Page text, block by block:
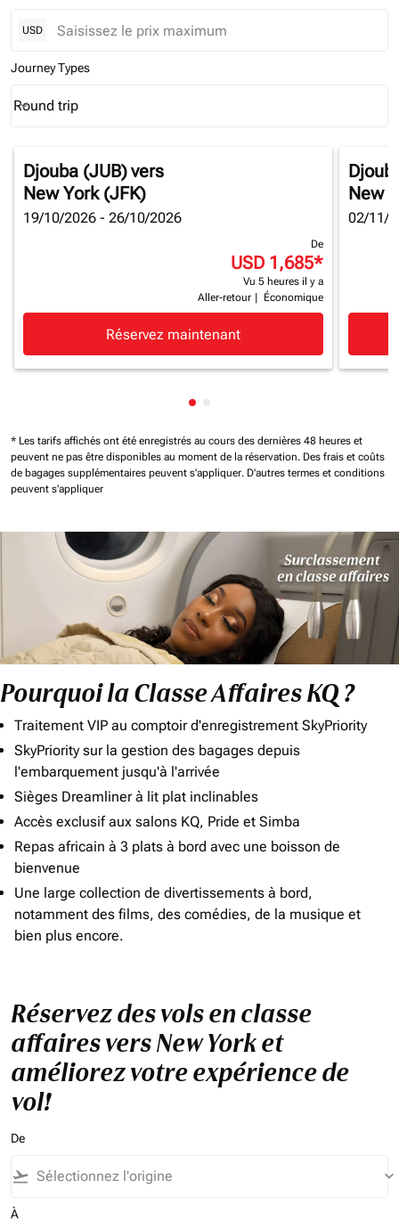
USD
Journey Types
Journey Types option Round trip Selected
Round trip
keyboard_arrow_down
Djouba (JUB)vers
New York (JFK)
19/10/2026 - 26/10/2026
De
USD 1,685*
Vu 5 heures il y a
Aller-retour
Économique
Réservez maintenant
New
02/11/
Affichage de cmp-pagination-
* Les tarifs affichés ont été enregistrés au cours des dernières 48 heures et
peuvent ne pas être disponibles au moment de la réservation. Des frais et coûts
de bagages supplémentaires peuvent s'appliquer. D'autres termes et conditions
peuvent s'appliquer
Pourquoi la Classe Affaires KQ ?
Traitement VIP au comptoir d'enregistrement SkyPriority
SkyPriority sur la gestion des bagages depuis
l'embarquement jusqu'à l'arrivée
Sièges Dreamliner à lit plat inclinables
Accès exclusif aux salons KQ, Pride et Simba
Repas africain à 3 plats à bord avec une boisson de
bienvenue
Une large collection de divertissements à bord,
notamment des films, des comédies, de la musique et
bien plus encore.
Réservez des vols en classe
affaires vers New York et
améliorez votre expérience de
vol!
De
flight_takeoff keyboard_arrow_down
À